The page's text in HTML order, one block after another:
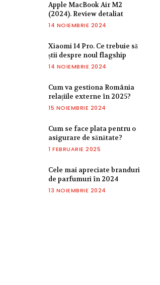
Apple MacBook Air M2
(2024). Review detaliat
14 NOIEMBRIE 2024
Xiaomi 14 Pro. Ce trebuie să
știi despre noul flagship
14 NOIEMBRIE 2024
Cum va gestiona România
relațiile externe în 2025?
15 NOIEMBRIE 2024
Cum se face plata pentru o
asigurare de sănătate?
1 FEBRUARIE 2025
Cele mai apreciate branduri
de parfumuri în 2024
13 NOIEMBRIE 2024